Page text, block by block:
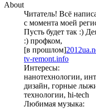
About
Читатель! Всё
с момента моей
Пусть будет так :)
:) профком,
[в прошлом]
tv-remont.info
Интересы:
нанотехнологии,
дизайн, горные
технологии, hi-tech
Любимая музыка: